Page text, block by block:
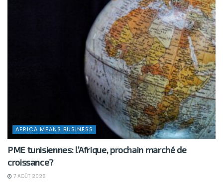
AFRICA MEANS BUSINESS
PME tunisiennes: l’Afrique, prochain marché de
croissance?
7 AOÛT 2026